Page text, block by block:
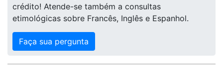
crédito! Atende-se também a consultas
etimológicas sobre Francês, Inglês e Espanhol.
Faça sua pergunta